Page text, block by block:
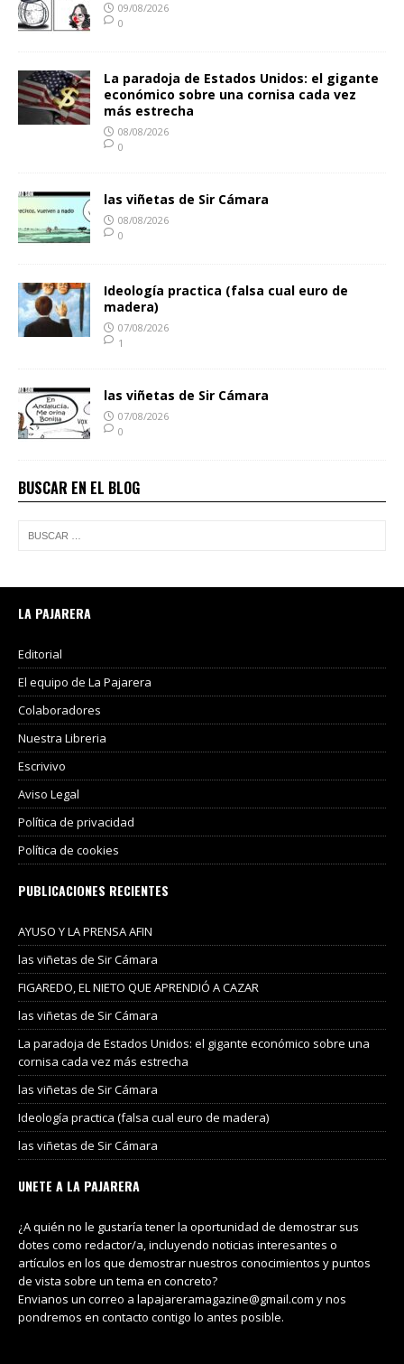
09/08/2026
0
La paradoja de Estados Unidos: el gigante
económico sobre una cornisa cada vez
más estrecha
08/08/2026
0
las viñetas de Sir Cámara
08/08/2026
0
Ideología practica (falsa cual euro de
madera)
07/08/2026
1
las viñetas de Sir Cámara
07/08/2026
0
BUSCAR EN EL BLOG
LA PAJARERA
Editorial
El equipo de La Pajarera
Colaboradores
Nuestra Libreria
Escrivivo
Aviso Legal
Política de privacidad
Política de cookies
PUBLICACIONES RECIENTES
AYUSO Y LA PRENSA AFIN
las viñetas de Sir Cámara
FIGAREDO, EL NIETO QUE APRENDIÓ A CAZAR
las viñetas de Sir Cámara
La paradoja de Estados Unidos: el gigante económico sobre una
cornisa cada vez más estrecha
las viñetas de Sir Cámara
Ideología practica (falsa cual euro de madera)
las viñetas de Sir Cámara
UNETE A LA PAJARERA
¿A quién no le gustaría tener la oportunidad de demostrar sus
dotes como redactor/a, incluyendo noticias interesantes o
artículos en los que demostrar nuestros conocimientos y puntos
de vista sobre un tema en concreto?
Envianos un correo a lapajareramagazine@gmail.com y nos
pondremos en contacto contigo lo antes posible.